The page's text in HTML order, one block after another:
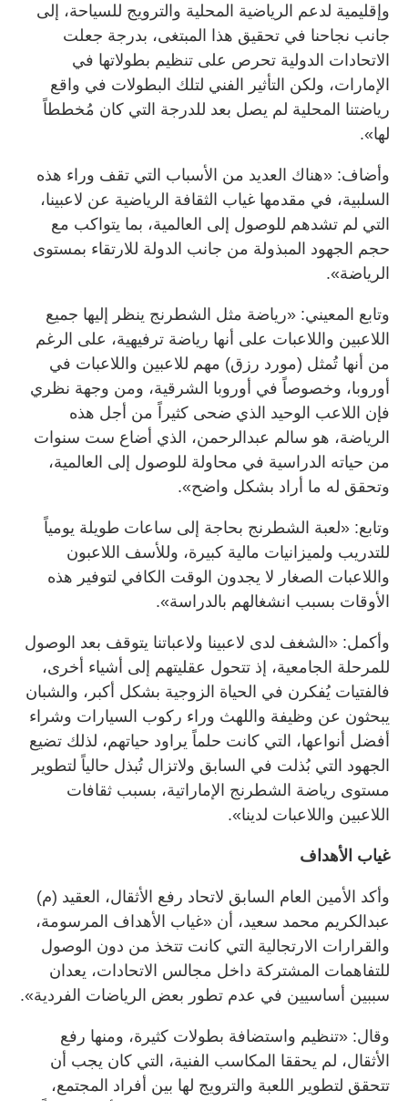
وإقليمية لدعم الرياضية المحلية والترويج للسياحة، إلى
جانب نجاحنا في تحقيق هذا المبتغى، بدرجة جعلت
الاتحادات الدولية تحرص على تنظيم بطولاتها في
الإمارات، ولكن التأثير الفني لتلك البطولات في واقع
رياضتنا المحلية لم يصل بعد للدرجة التي كان مُخططاً
لها».
وأضاف: «هناك العديد من الأسباب التي تقف وراء هذه
السلبية، في مقدمها غياب الثقافة الرياضية عن لاعبينا،
التي لم تشدهم للوصول إلى العالمية، بما يتواكب مع
حجم الجهود المبذولة من جانب الدولة للارتقاء بمستوى
الرياضة».
وتابع المعيني: «رياضة مثل الشطرنج ينظر إليها جميع
اللاعبين واللاعبات على أنها رياضة ترفيهية، على الرغم
من أنها تُمثل (مورد رزق) مهم للاعبين واللاعبات في
أوروبا، وخصوصاً في أوروبا الشرقية، ومن وجهة نظري
فإن اللاعب الوحيد الذي ضحى كثيراً من أجل هذه
الرياضة، هو سالم عبدالرحمن، الذي أضاع ست سنوات
من حياته الدراسية في محاولة للوصول إلى العالمية،
وتحقق له ما أراد بشكل واضح».
وتابع: «لعبة الشطرنج بحاجة إلى ساعات طويلة يومياً
للتدريب ولميزانيات مالية كبيرة، وللأسف اللاعبون
واللاعبات الصغار لا يجدون الوقت الكافي لتوفير هذه
الأوقات بسبب انشغالهم بالدراسة».
وأكمل: «الشغف لدى لاعبينا ولاعباتنا يتوقف بعد الوصول
للمرحلة الجامعية، إذ تتحول عقليتهم إلى أشياء أخرى،
فالفتيات يُفكرن في الحياة الزوجية بشكل أكبر، والشبان
يبحثون عن وظيفة واللهث وراء ركوب السيارات وشراء
أفضل أنواعها، التي كانت حلماً يراود حياتهم، لذلك تضيع
الجهود التي بُذلت في السابق ولاتزال تُبذل حالياً لتطوير
مستوى رياضة الشطرنج الإماراتية، بسبب ثقافات
اللاعبين واللاعبات لدينا».
غياب الأهداف
وأكد الأمين العام السابق لاتحاد رفع الأثقال، العقيد (م)
عبدالكريم محمد سعيد، أن «غياب الأهداف المرسومة،
والقرارات الارتجالية التي كانت تتخذ من دون الوصول
للتفاهمات المشتركة داخل مجالس الاتحادات، يعدان
سببين أساسيين في عدم تطور بعض الرياضات الفردية».
وقال: «تنظيم واستضافة بطولات كثيرة، ومنها رفع
الأثقال، لم يحققا المكاسب الفنية، التي كان يجب أن
تتحقق لتطوير اللعبة والترويج لها بين أفراد المجتمع،